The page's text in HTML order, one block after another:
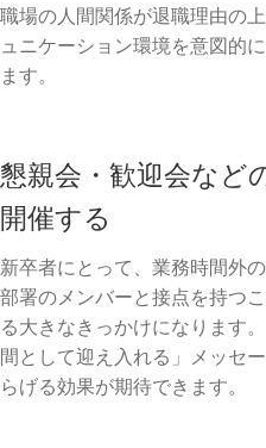
職場の人間関係が退職理由の
ュニケーション環境を意図的
ます。
懇親会・歓迎会など
開催する
新卒者にとって、業務時間外
部署のメンバーと接点を持つ
る大きなきっかけになります
間として迎え入れる」メッセ
らげる効果が期待できます。